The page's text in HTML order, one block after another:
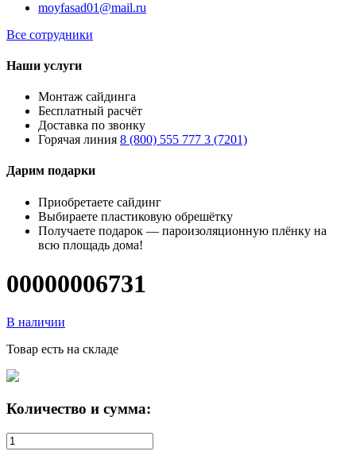
moyfasad01@mail.ru
Все сотрудники
Наши услуги
Монтаж сайдинга
Бесплатный расчёт
Доставка по звонку
Горячая линия 8 (800) 555 777 3 (7201)
Дарим подарки
Приобретаете сайдинг
Выбираете пластиковую обрешётку
Получаете подарок — пароизоляционную плёнку на
всю площадь дома!
00000006731
В наличии
Товар есть на складе
Количество и сумма: